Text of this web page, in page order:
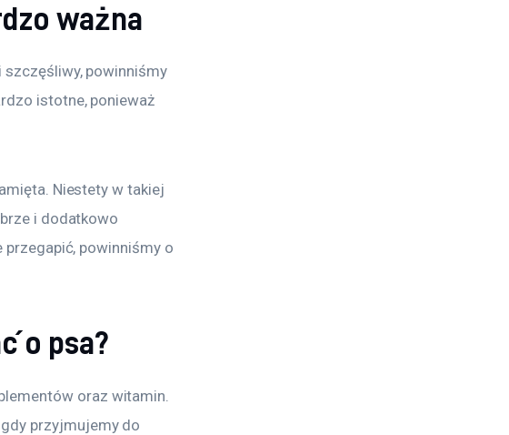
ważna
szczęśliwy, powinniśmy
istotne, ponieważ
Niestety w takiej
i dodatkowo
powinniśmy o
o psa?
oraz witamin.
przyjmujemy do